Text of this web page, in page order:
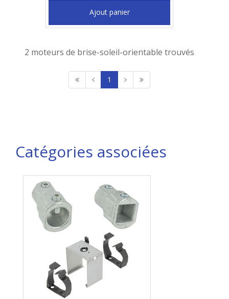
Ajout panier
2 moteurs de brise-soleil-orientable trouvés
1
Catégories associées